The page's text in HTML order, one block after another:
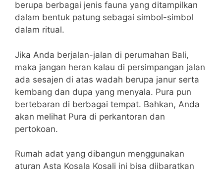
berupa berbagai jenis fauna yang ditampilkan
dalam bentuk patung sebagai simbol-simbol
dalam ritual.
Jika Anda berjalan-jalan di perumahan Bali,
maka jangan heran kalau di persimpangan jalan
ada sesajen di atas wadah berupa janur serta
kembang dan dupa yang menyala. Pura pun
bertebaran di berbagai tempat. Bahkan, Anda
akan melihat Pura di perkantoran dan
pertokoan.
Rumah adat yang dibangun menggunakan
aturan Asta Kosala Kosali ini bisa diibaratkan